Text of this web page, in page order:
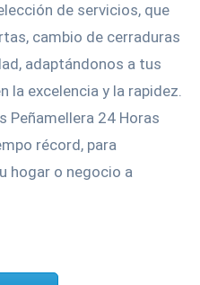
de servicios, que
cambio de cerraduras
adaptándonos a tus
la excelencia y la rapidez.
Peñamellera 24 Horas
récord, para
hogar o negocio a